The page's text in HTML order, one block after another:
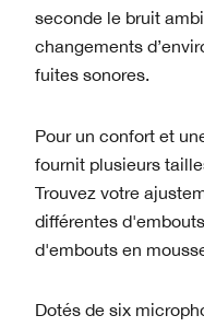
seconde le bruit
changements
fuites sonores.
Pour un confort et
fournit plusieurs
Trouvez votre
différentes
d'embouts en
Dotés de six